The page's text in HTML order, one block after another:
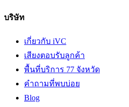
บริษัท
เกี่ยวกับ iVC
เสียงตอบรับลูกค้า
พื้นที่บริการ 77 จังหวัด
คำถามที่พบบ่อย
Blog